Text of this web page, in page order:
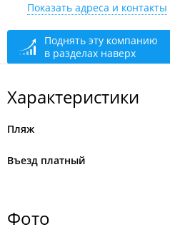
бухта Щитовая
Показать адреса и контакты
Поднять эту компанию
в разделах наверх
Характеристики
Пляж
Въезд платный
Фото